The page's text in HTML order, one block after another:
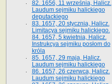
82. 1656, 11 września, Halicz.
Laudum sejmiku halickiego
deputackiego
83. 1657, 20 stycznia, Halicz.
Limitacya sejmiku halickiego.
84. 1657, 5 kwietnia, Halicz.
Instrukcya sejmiku posłom do
króla
85. 1657, 29 maja, Halicz.
Laudum sejmiku halickiego
86. 1657, 26 czerwca, Halicz.
Laudum sejmiku halickiego